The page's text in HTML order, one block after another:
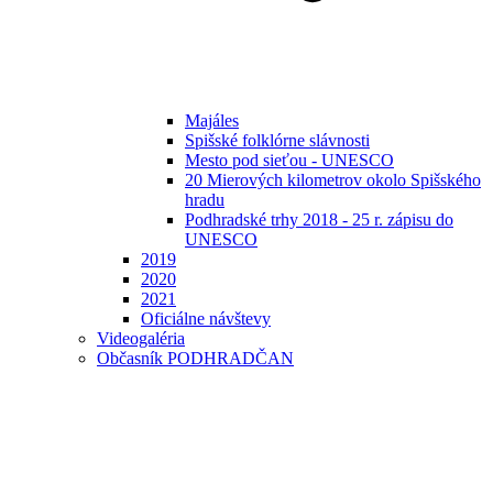
Majáles
Spišské folklórne slávnosti
Mesto pod sieťou - UNESCO
20 Mierových kilometrov okolo Spišského
hradu
Podhradské trhy 2018 - 25 r. zápisu do
UNESCO
2019
2020
2021
Oficiálne návštevy
Videogaléria
Občasník PODHRADČAN